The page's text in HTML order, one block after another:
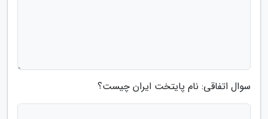
سوال اتفاقی: نام پایتخت ایران چیست؟